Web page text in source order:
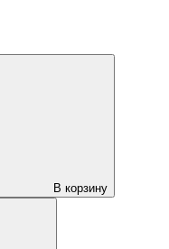
В корзину